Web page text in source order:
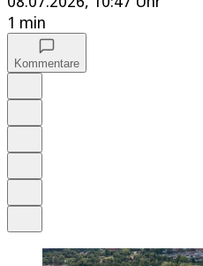
1 min
Kommentare